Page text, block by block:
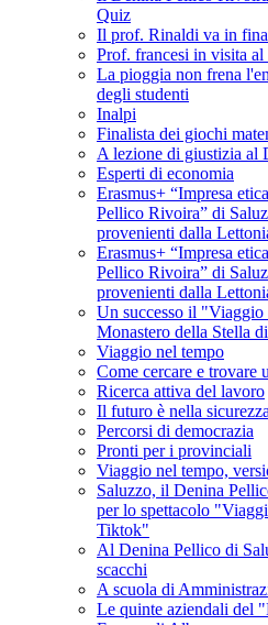
Quiz
Il prof. Rinaldi va in
Prof. francesi in visita al
La pioggia non frena
degli studenti
Inalpi
Finalista dei giochi
A lezione di giustizia al
Esperti di economia
Erasmus+ “Impresa
Pellico Rivoira” di
provenienti dalla
Erasmus+ “Impresa
Pellico Rivoira” di
provenienti dalla
Un successo il
Monastero della Stella
Viaggio nel tempo
Come cercare e trovare
Ricerca attiva del lavoro
Il futuro è nella sicurezza
Percorsi di democrazia
Pronti per i provinciali
Viaggio nel tempo,
Saluzzo, il Denina
per lo spettacolo
Tiktok"
Al Denina Pellico di
scacchi
A scuola di
Le quinte aziendali del